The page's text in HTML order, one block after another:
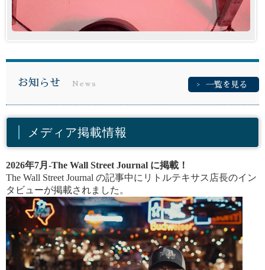
お知らせ News 一覧を見る
メディア掲載情報
2026年7月-The Wall Street Journal に掲載！
The Wall Street Journal の記事中にリトルテキサス店長のイン
タビューが掲載されました。